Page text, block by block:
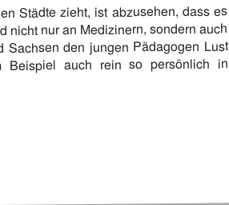
Städte zieht, ist abzusehen, dass es
nur an Medizinern, sondern auch
den jungen Pädagogen Lust
Beispiel auch rein so persönlich in